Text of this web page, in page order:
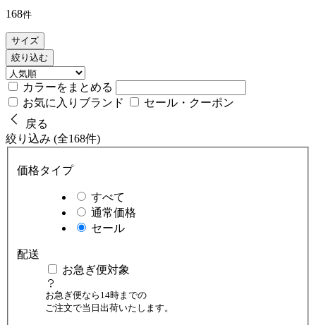
168件
サイズ
絞り込む
カラーをまとめる
お気に入りブランド
セール・クーポン
戻る
絞り込み (全168件)
価格タイプ
すべて
通常価格
セール
配送
お急ぎ便対象
お急ぎ便なら14時までの
ご注文で当日出荷いたします。